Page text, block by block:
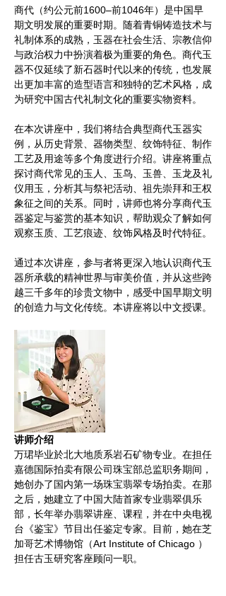
商代（约公元前1600–前1046年）是中国早
期文明发展的重要时期。随着青铜铸造技术与
礼制体系的成熟，玉器在社会生活、宗教信仰
与政治权力中扮演着极为重要的角色。商代玉
器不仅延续了新石器时代以来的传统，也发展
出更加丰富的造型语言和独特的艺术风格，成
为研究中国古代礼制文化的重要实物资料。
在本次讲座中，我们将结合典型商代玉器实
例，从历史背景、器物类型、纹饰特征、制作
工艺及用途等多个角度进行介绍。讲座将重点
探讨商代常见的玉人、玉鸟、玉兽、玉龙及礼
仪用玉，分析其与祭祀活动、祖先崇拜和王权
象征之间的关系。同时，讲师也将分享商代玉
器鉴定与鉴赏的基本知识，帮助观众了解如何
观察玉质、工艺痕迹、纹饰风格及时代特征。
通过本次讲座，参与者将更深入地认识商代玉
器所承载的精神世界与审美价值，并从这些跨
越三千多年的珍贵文物中，感受中国早期文明
的创造力与文化传统。本讲座将以中文授课。
讲师介绍
万珺毕业於北大地质系岩石矿物专业。在担任
嘉德国际拍卖有限公司珠宝部总监职务期间，
她创办了国内第一场珠宝翡翠专场拍卖。在那
之后，她建立了中国大陆首家专业翡翠俱乐
部，长年举办翡翠讲座、课程，并在中央电视
台《鉴宝》节目出任鉴定专家。目前，她在芝
加哥艺术博物馆（Art Institute of Chicago ）
担任古玉研究客座顾问一职。